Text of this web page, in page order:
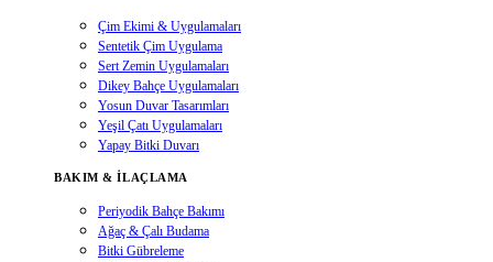
Çim Ekimi & Uygulamaları
Sentetik Çim Uygulama
Sert Zemin Uygulamaları
Dikey Bahçe Uygulamaları
Yosun Duvar Tasarımları
Yeşil Çatı Uygulamaları
Yapay Bitki Duvarı
BAKIM & İLAÇLAMA
Periyodik Bahçe Bakımı
Ağaç & Çalı Budama
Bitki Gübreleme